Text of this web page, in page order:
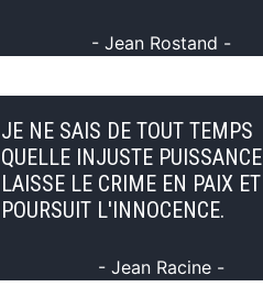
- Jean Rostand -
JE NE SAIS DE TOUT TEMPS
QUELLE INJUSTE PUISSANCE
LAISSE LE CRIME EN PAIX ET
POURSUIT L'INNOCENCE.
- Jean Racine -